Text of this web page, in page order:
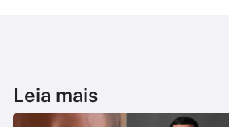
Leia mais